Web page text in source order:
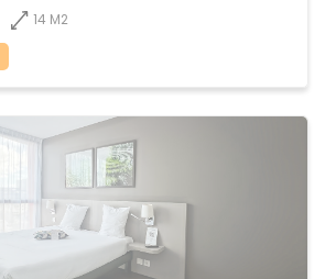
14 M2